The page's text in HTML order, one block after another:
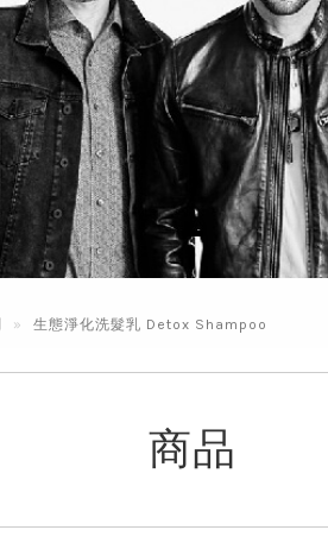
生態淨化洗髮乳 Detox Shampoo
商品